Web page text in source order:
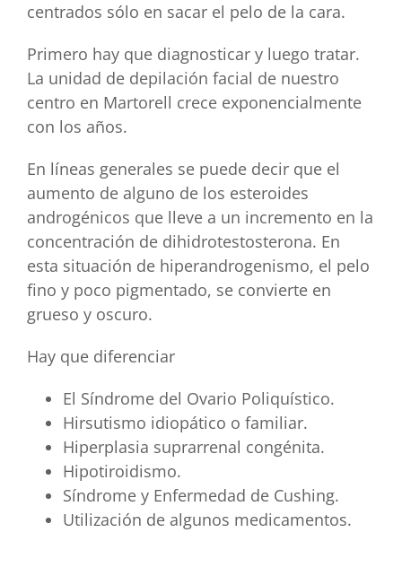
centrados sólo en sacar el pelo de la cara.
Primero hay que diagnosticar y luego tratar.
La unidad de depilación facial de nuestro
centro en Martorell crece exponencialmente
con los años.
En líneas generales se puede decir que el
aumento de alguno de los esteroides
androgénicos que lleve a un incremento en la
concentración de dihidrotestosterona. En
esta situación de hiperandrogenismo, el pelo
fino y poco pigmentado, se convierte en
grueso y oscuro.
Hay que diferenciar
El Síndrome del Ovario Poliquístico.
Hirsutismo idiopático o familiar.
Hiperplasia suprarrenal congénita.
Hipotiroidismo.
Síndrome y Enfermedad de Cushing.
Utilización de algunos medicamentos.